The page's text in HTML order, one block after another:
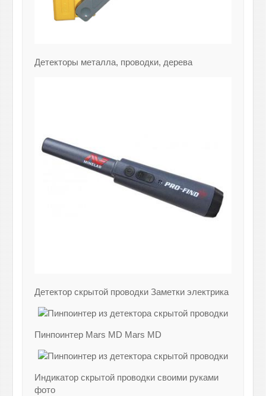
Детекторы металла, проводки, дерева
Детектор скрытой проводки Заметки электрика
Пинпоинтер Mars MD Mars MD
Индикатор скрытой проводки своими руками
фото